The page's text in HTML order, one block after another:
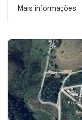
Mais informações